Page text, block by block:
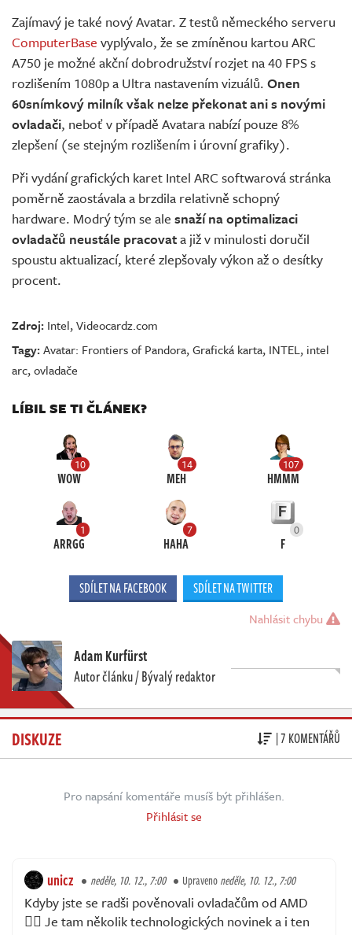
Zajímavý je také nový Avatar. Z testů německého serveru
ComputerBase vyplývalo, že se zmíněnou kartou ARC
A750 je možné akční dobrodružství rozjet na 40 FPS s
rozlišením 1080p a Ultra nastavením vizuálů. Onen
60snímkový milník však nelze překonat ani s novými
ovladači, neboť v případě Avatara nabízí pouze 8%
zlepšení (se stejným rozlišením i úrovní grafiky).
Při vydání grafických karet Intel ARC softwarová stránka
poměrně zaostávala a brzdila relativně schopný
hardware. Modrý tým se ale snaží na optimalizaci
ovladačů neustále pracovata již v minulosti doručil
spoustu aktualizací, které zlepšovaly výkon až o desítky
procent.
Zdroj: Intel,Videocardz.com
Tagy:Avatar: Frontiers of Pandora,Grafická karta, INTEL, intel
arc,ovladače
LÍBIL SE TI ČLÁNEK?
10
WOW
14
MEH
107
HMMM
1
ARRGG
7
HAHA
0
F
SDÍLET NA FACEBOOK SDÍLET NA TWITTER
Nahlásit chybu
Adam Kurfürst
Autor článku / Bývalý redaktor
DISKUZE | 7 KOMENTÁŘŮ
Pro napsání komentáře musíš být přihlášen.
Přihlásit se
unicz neděle, 10. 12., 7:00 Upravenoneděle, 10. 12., 7:00
Kdyby jste se radši pověnovali ovladačům od AMD
🤦‍♂️ Je tam několik technologických novinek a i ten